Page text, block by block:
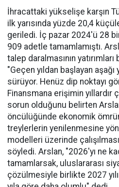
İhracattaki yükselişe karşın
ilk yarısında yüzde 20,4
geriledi. İç pa­zar 2024'ü 28
909 adetle tamamlamış­tı.
talep daralmasının yatırımları
"Geçen yıldan başlayan
sürüyor. Henüz dip nok­tayı
Finans­mana erişimin yıllardır
sorun olduğunu be­lirten
öncülüğünde ekonomik
treylerlerin ye­nilenmesine
modelleri üzerinde
söyledi. Ars­lan, "2026'yı ne
tamamlarsak, uluslararası
çözülmesiyle birlik­te 2027